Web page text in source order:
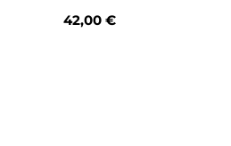
42,00 €